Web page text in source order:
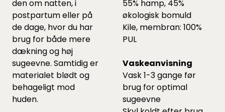
den om natten, i
postpartum eller på
de dage, hvor du har
brug for både mere
dækning og høj
sugeevne. Samtidig er
materialet blødt og
behageligt mod
huden.
55% hamp, 45%
økologisk bomuld
Kile, membran: 100%
PUL
Vaskeanvisning
Vask 1-3 gange før
brug for optimal
sugeevne